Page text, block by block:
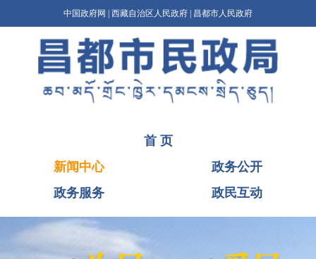
中国政府网 西藏自治区人民政府 昌都市人民政府
首 页
新闻中心
政务公开
政务服务
政民互动